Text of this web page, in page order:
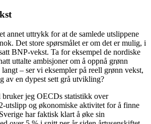
annet uttrykk for at de samlede utslippene
Det store spørsmålet er om det er mulig, i
BNP-vekst. Ta for eksempel de nordiske
uttalte ambisjoner om å oppnå grønn
– ser vi eksempler på reell grønn vekst,
av en dypest sett grå utvikling?
jeg OECDs statistikk over
utslipp og økonomiske aktivitet for å finne
har faktisk klart å øke sin